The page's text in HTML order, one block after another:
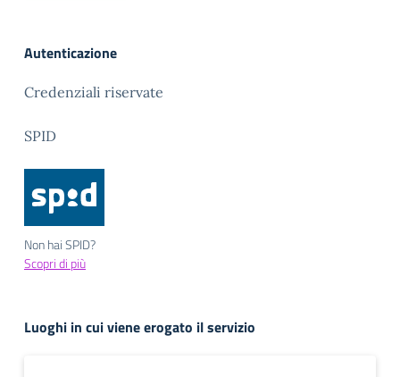
Autenticazione
Credenziali riservate
SPID
Non hai SPID?
Scopri di più
Luoghi in cui viene erogato il servizio